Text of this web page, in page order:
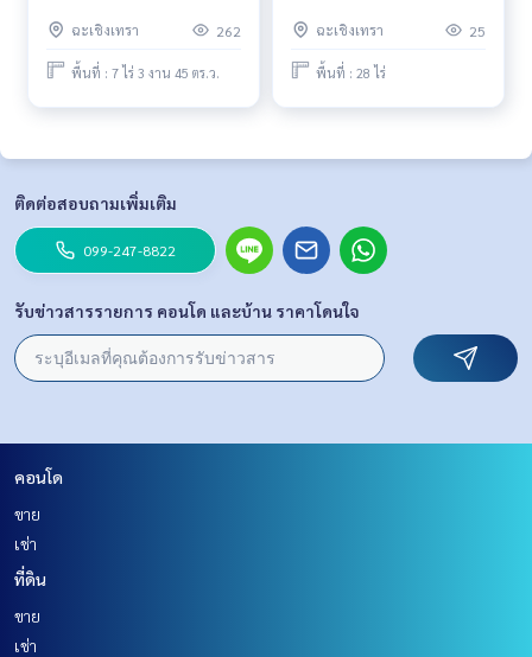
ฉะเชิงเทรา 262
พื้นที่ : 7 ไร่ 3 งาน 45 ตร.ว.
ฉะเชิงเทรา 25
พื้นที่ : 28 ไร่
ติดต่อสอบถามเพิ่มเติม
099-247-8822
รับข่าวสารรายการ คอนโด และบ้าน ราคาโดนใจ
คอนโด
ขาย
เช่า
ที่ดิน
ขาย
เช่า